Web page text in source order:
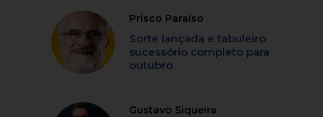
Prisco Paraíso
Sorte lançada e tabuleiro
sucessório completo para
outubro
Gustavo Siqueira